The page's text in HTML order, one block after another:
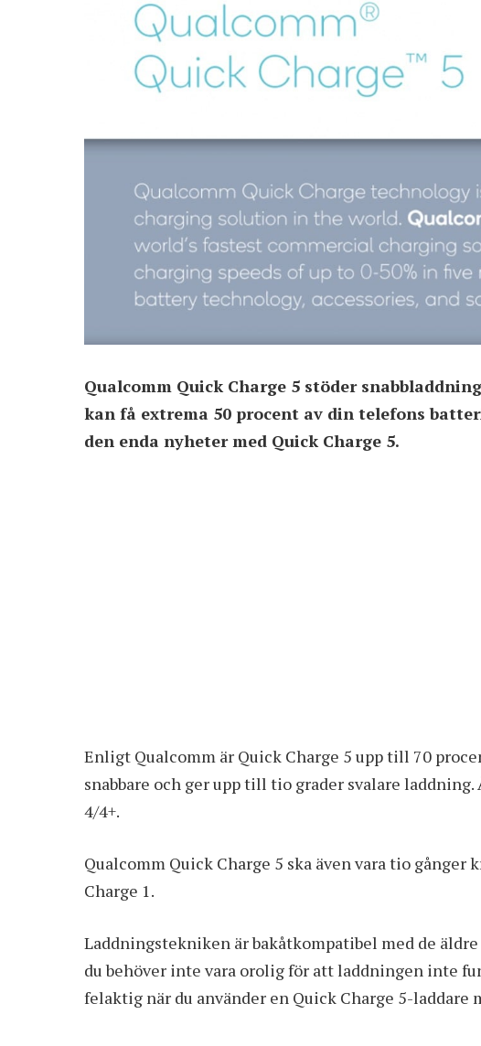
Qualcomm Quick Charge 5 stöder
kan få extrema 50 procent av din telefons
den enda nyheter med Quick Charge 5.
Enligt Qualcomm är Quick Charge 5 upp till 70
snabbare och ger upp till tio grader svalare
4/4+.
Qualcomm Quick Charge 5 ska även vara tio
Charge 1.
Laddningstekniken är bakåtkompatibel med de äldre
du behöver inte vara orolig för att laddningen inte
felaktig när du använder en Quick Charge 5-laddare